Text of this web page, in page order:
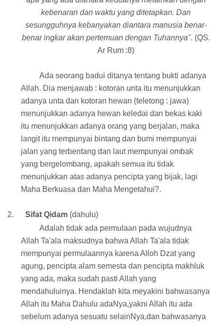
kebenaran dan waktu yang ditetapkan. Dan
sesungguhnya kebanyakan diantara manusia benar-
benar ingkar akan pertemuan dengan Tuhannya". (QS.
Ar Rum :8)
Ada seorang badui ditanya tentang bukti adanya
Allah. Dia menjawab : kotoran unta itu menunjukkan
adanya unta dan kotoran hewan (teletong : jawa)
menunjukkan adanya hewan keledai dan bekas kaki
itu menunjukkan adanya orang yang berjalan, maka
langit itu mempunyai bintang dan bumi mempunyai
jalan yang terbentang dan laut mempunyai ombak
yang bergelombang, apakah semua itu tidak
menunjukkan atas adanya pencipta yang bijak, lagi
Maha Berkuasa dan Maha Mengetahui?.
2. Sifat Qidam (dahulu)
Adalah tidak ada permulaan pada wujudnya
Allah Ta'ala maksudnya bahwa Allah Ta'ala tidak
mempunyai permulaannya karena Alloh Dzat yang
agung, pencipta alam semesta dan pencipta makhluk
yang ada, maka sudah pasti Allah yang
mendahuluinya. Hendaklah kita meyakini bahwasanya
Allah itu Maha Dahulu adaNya,yakni Allah itu ada
sebelum adanya sesuatu selainNya,dan bahwasanya